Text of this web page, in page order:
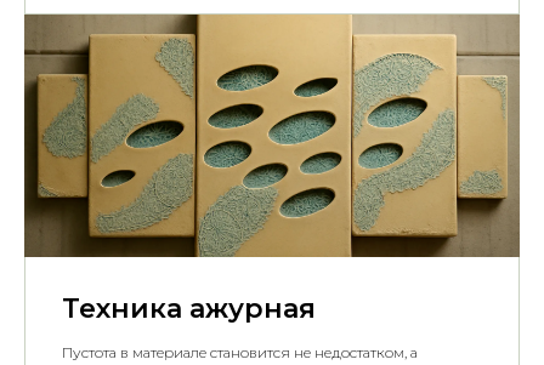
Техника ажурная
Пустота в материале становится не недостатком, а